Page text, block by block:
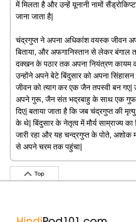
में मिलता है और उन्हें यूनानी नामों
जाना जाता है|
चंद्रगुप्त ने अपना अधिकांश वयस्क जीवन
बिताया, और अफगानिस्तान से लेकर
दक्खन के पठार तक अपना नियंत्रण कायम
उन्होंने अपने बेटे बिंदुसार को अपना
जीवन को त्याग कर एक जैन तपस्वी बन गए|
अपने गुरू, जैन संत भद्रबाहु के साथ एक
दिए| बताया जाता है कि जब चंद्रगुप्त की
के थे| बिंदुसार के नेतृत्व में मौर्य साम्राज्य का
जारी रहा और यह चन्द्रगुप्त के पोते, अशोक
से अपने चरम तक पहुंचा|
Top